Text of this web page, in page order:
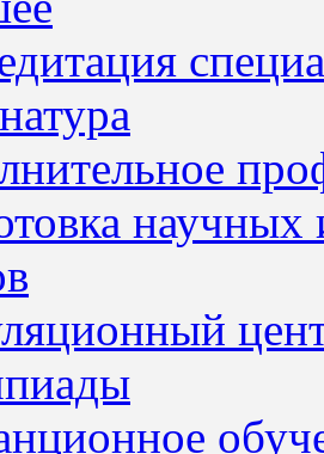
научных